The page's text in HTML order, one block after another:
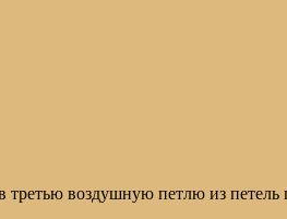
третью воздушную петлю из петель